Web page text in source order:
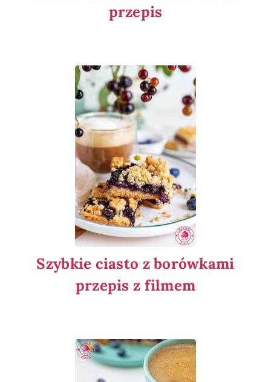
przepis
Szybkie ciasto z borówkami
przepis z filmem